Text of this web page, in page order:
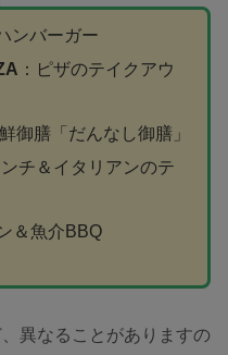
ンバーガー
：ピザのテイクアウ
御膳「だんなし御膳」
ンチ＆イタリアンのテ
＆魚介BBQ
異なることがありますの